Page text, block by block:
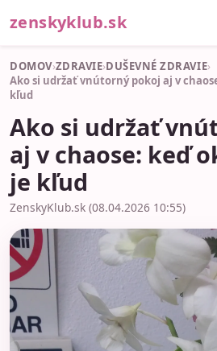
zenskyklub.sk
DOMOV›ZDRAVIE›DUŠEVNÉ ZDRAVIE›
Ako si udržať vnútorný pokoj aj v
kľud
Ako si udržať
aj v chaose: keď
je kľud
ZenskyKlub.sk (08.04.2026 10:55)